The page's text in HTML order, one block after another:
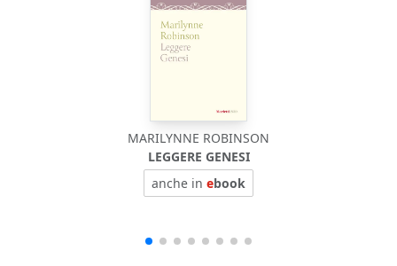
MARILYNNE ROBINSON
LEGGERE GENESI
anche in ebook